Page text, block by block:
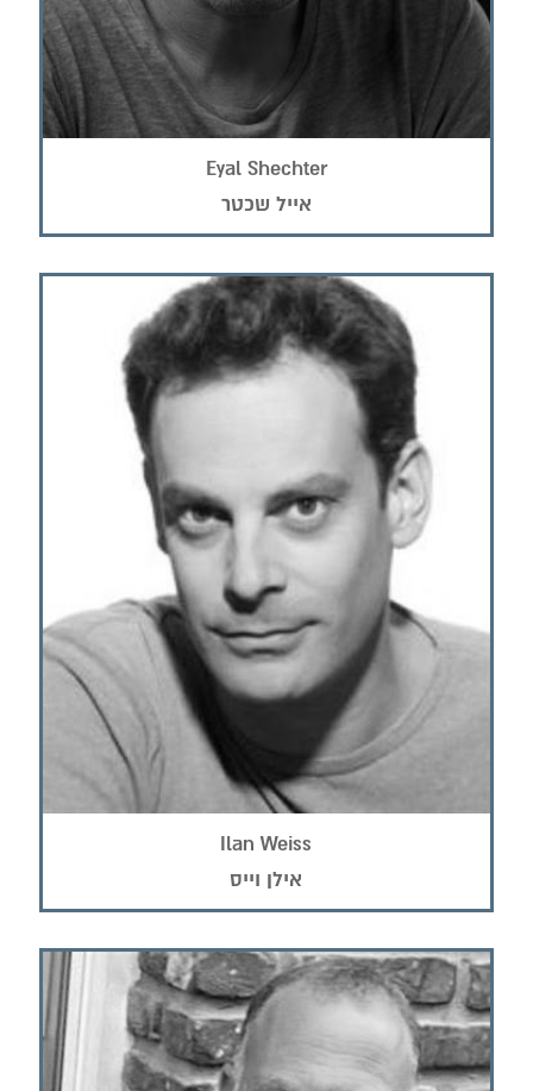
Eyal Shechter
אייל שכטר
Ilan Weiss
אילן וייס